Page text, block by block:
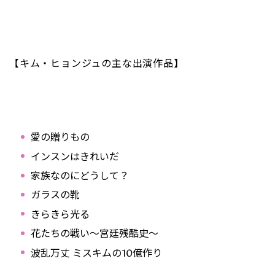
【キム・ヒョンジュの主な出演作品】
愛の贈りもの
インスンはきれいだ
家族なのにどうして？
ガラスの靴
きらきら光る
花たちの戦い～宮廷残酷史～
波乱万丈 ミスキムの10億作り